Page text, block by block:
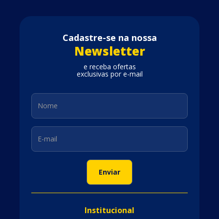
Cadastre-se na nossa
Newsletter
e receba ofertas
exclusivas por e-mail
Institucional